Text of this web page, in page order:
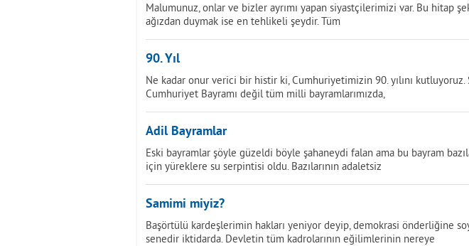
Malumunuz, onlar ve bizler ayrımı yapan siyastçilerimizi var. Bu hitap
ağızdan duymak ise en tehlikeli şeydir. Tüm
90. Yıl
Ne kadar onur verici bir histir ki, Cumhuriyetimizin 90. yılını kutluyoruz.
Cumhuriyet Bayramı değil tüm milli bayramlarımızda,
Adil Bayramlar
Eski bayramlar şöyle güzeldi böyle şahaneydi falan ama bu bayram
için yüreklere su serpintisi oldu. Bazılarının adaletsiz
Samimi miyiz?
Başörtülü kardeşlerimin hakları yeniyor deyip, demokrasi önderliğine
senedir iktidarda. Devletin tüm kadrolarının eğilimlerinin nereye